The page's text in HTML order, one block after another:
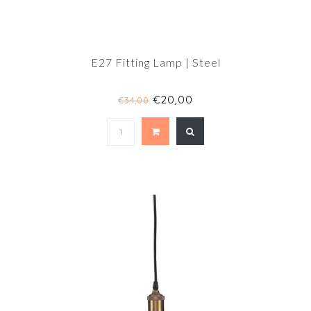
E27 Fitting Lamp | Steel
€34,00 €20,00